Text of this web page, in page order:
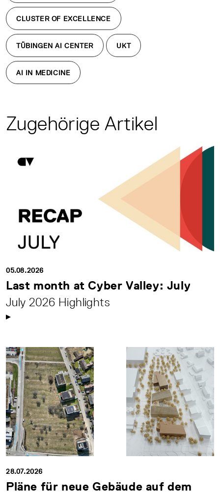
CLUSTER OF EXCELLENCE
TÜBINGEN AI CENTER UKT
AI IN MEDICINE
Zugehörige Artikel
05.08.2026
Last month at Cyber Valley: July
July 2026 Highlights
28.07.2026
Pläne für neue Gebäude auf dem